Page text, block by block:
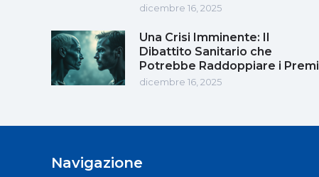
dicembre 16, 2025
Una Crisi Imminente: Il
Dibattito Sanitario che
Potrebbe Raddoppiare i Premi
dicembre 16, 2025
Navigazione